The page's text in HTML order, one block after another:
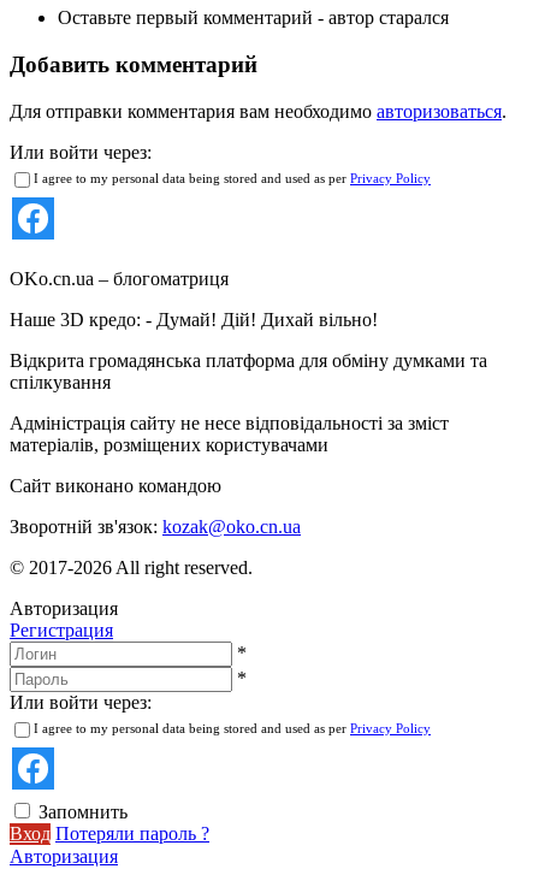
Оставьте первый комментарий - автор старался
Добавить комментарий
Для отправки комментария вам необходимо авторизоваться.
Или войти через:
I agree to my personal data being stored and used as per Privacy Policy
OKo.cn.ua – блогоматриця
Наше 3D кредо: - Думай! Дій! Дихай вільно!
Відкрита громадянська платформа для обміну думками та
спілкування
Адміністрація сайту не несе відповідальності за зміст
матеріалів, розміщених користувачами
Сайт виконано командою
Зворотній зв'язок: kozak@oko.cn.ua
© 2017-2026 All right reserved.
Авторизация
Регистрация
*
*
Или войти через:
I agree to my personal data being stored and used as per Privacy Policy
Запомнить
Вход Потеряли пароль ?
Авторизация